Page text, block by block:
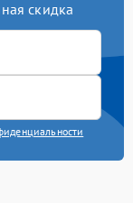
скидка